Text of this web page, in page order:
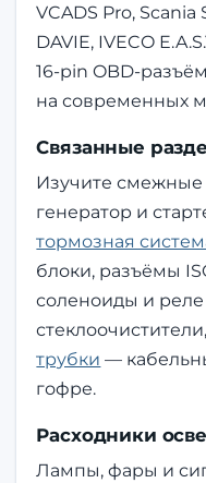
VCADS Pro, Scania
DAVIE, IVECO
16-pin OBD-
на современных
Связанные
Изучите
генератор и
тормозная
блоки, разъёмы
соленоиды и реле
трубки —
гофре.
Расходники
Лампы, фары и